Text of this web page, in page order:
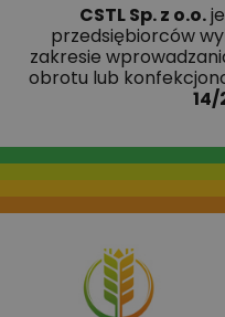
CSTL Sp. z o.o.
przedsiębiorców
zakresie
obrotu lub
14/